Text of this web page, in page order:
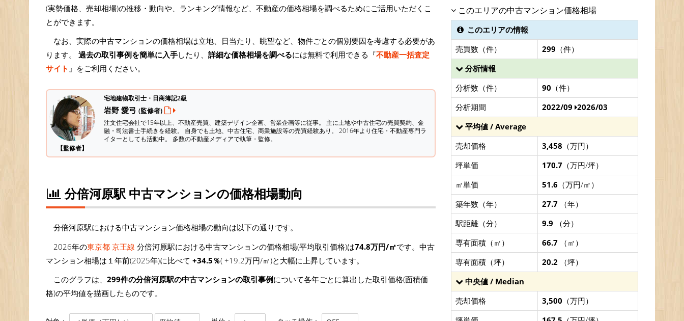
(実勢価格、売却相場)の推移・動向や、ランキング情報など、不動産の価格相場を調べるためにご活用いただくこ
とができます。
なお、実際の中古マンションの価格相場は立地、日当たり、眺望など、物件ごとの個別要因を考慮する必要があ
ります。 過去の取引事例を簡単に入手したり、 詳細な価格相場を調べるには無料で利用できる『不動産一括査定
サイト 』をご利用ください。
【監修者】
宅地建物取引士・日商簿記2級
岩野 愛弓 (監修者)
注文住宅会社で15年以上、不動産売買、建築デザイン企画、営業企画等に従事。 主に土地や中古住宅の売買契約、金
融・司法書士手続きを経験。 自身でも土地、中古住宅、商業施設等の売買経験あり。 2016年より住宅・不動産専門ラ
イターとしても活動中。 多数の不動産メディアで執筆・監修。
分倍河原駅 中古マンションの価格相場動向
分倍河原駅における中古マンション価格相場の動向は以下の通りです。
2026年の東京都 京王線 分倍河原駅における中古マンションの価格相場(平均取引価格)は74.8万円/㎡です。中古
マンション相場は１年前(2025年)に比べて +34.5％( +19.2万円/㎡)と大幅に上昇しています。
このグラフは、 299件の分倍河原駅の中古マンションの取引事例について各年ごとに算出した取引価格(面積価
格)の平均値を描画したものです。
このエリアの中古マンション価格相場
このエリアの情報
売買数（件）
299 （件）
分析情報
分析数（件）
90 （件）
分析期間
2022/09 2026/03
平均値 / Average
売却価格
3,458 （万円）
坪単価
170.7 （万円/坪）
㎡単価
51.6 （万円/㎡）
築年数（年）
27.7 （年）
駅距離（分）
9.9 （分）
専有面積（㎡）
66.7 （㎡）
専有面積（坪）
20.2 （坪）
中央値 / Median
売却価格
3,500 （万円）